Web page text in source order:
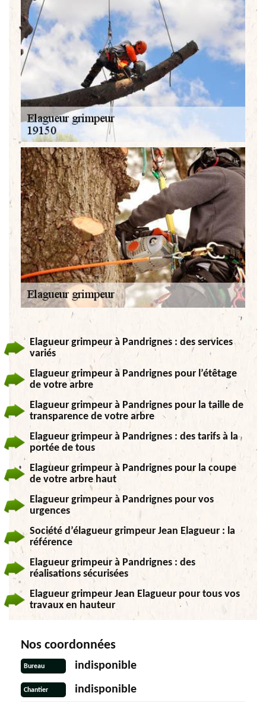
Elagueur grimpeur à Pandrignes : des services
variés
Elagueur grimpeur à Pandrignes pour l’étêtage
de votre arbre
Elagueur grimpeur à Pandrignes pour la taille de
transparence de votre arbre
Elagueur grimpeur à Pandrignes : des tarifs à la
portée de tous
Elagueur grimpeur à Pandrignes pour la coupe
de votre arbre haut
Elagueur grimpeur à Pandrignes pour vos
urgences
Société d’élagueur grimpeur Jean Elagueur : la
référence
Elagueur grimpeur à Pandrignes : des
réalisations sécurisées
Elagueur grimpeur Jean Elagueur pour tous vos
travaux en hauteur
Nos coordonnées
Bureau indisponible
Chantier indisponible